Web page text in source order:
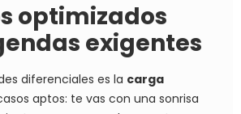
optimizados
exigentes
diferenciales es la carga
aptos: te vas con una sonrisa